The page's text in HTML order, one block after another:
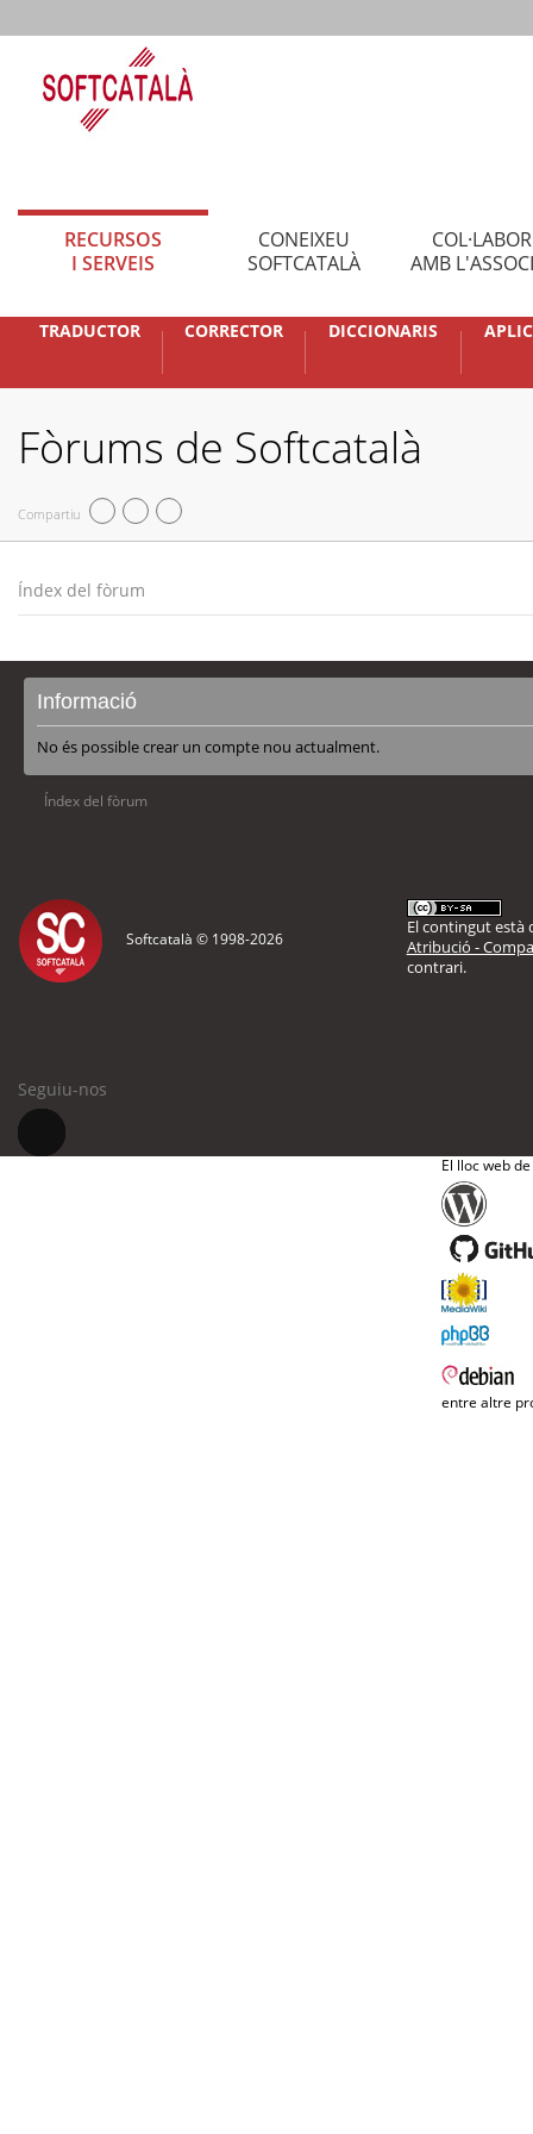
RECURSOS
I SERVEIS
CONEIXEU
SOFTCATALÀ
AMB
TRADUCTOR CORRECTOR DICCIONARIS
Fòrums de Softcatalà
Compartiu
Índex del fòrum
Informació
No és possible crear un compte nou actualment.
Índex del fòrum
Softcatalà © 1998-2026
El contingut està
Atribució -
contrari.
Seguiu-nos
El lloc web
entre altre